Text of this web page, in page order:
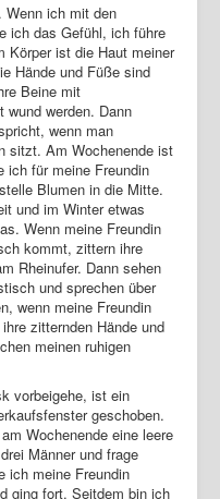
Wenn ich mit den
ich das Gefühl, ich führe
Körper ist die Haut meiner
Hände und Füße sind
Beine mit
wund werden. Dann
wenn man
sitzt. Am Wochenende ist
ich für meine Freundin
Blumen in die Mitte.
und im Winter etwas
Wenn meine Freundin
kommt, zittern ihre
Rheinufer. Dann sehen
und sprechen über
wenn meine Freundin
zitternden Hände und
meinen ruhigen
vorbeigehe, ist ein
geschoben.
Wochenende eine leere
Männer und frage
ich meine Freundin
ging fort. Seitdem bin ich